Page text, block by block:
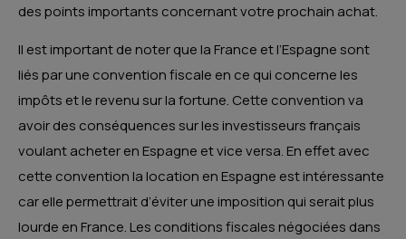
des points importants concernant votre prochain achat.
Il est important de noter que la France et l’Espagne sont
liés par une convention fiscale en ce qui concerne les
impôts et le revenu sur la fortune. Cette convention va
avoir des conséquences sur les investisseurs français
voulant acheter en Espagne et vice versa. En effet avec
cette convention la location en Espagne est intéressante
car elle permettrait d’éviter une imposition qui serait plus
lourde en France. Les conditions fiscales négociées dans